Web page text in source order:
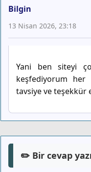
Bilgin
13 Nisan 2026, 23:18
Yani ben siteyi
keşfediyorum her
tavsiye ve teşekkür
✏️ Bir cevap